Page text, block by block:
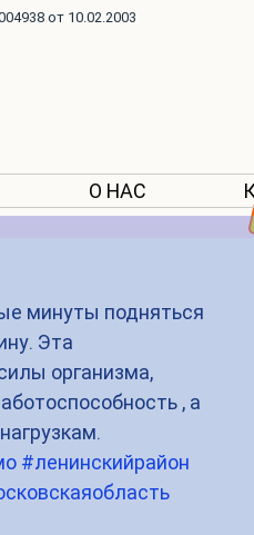
от 10.02.2003
О НАС
минуты подняться
Эта
организма,
, а
#ленинскийрайон